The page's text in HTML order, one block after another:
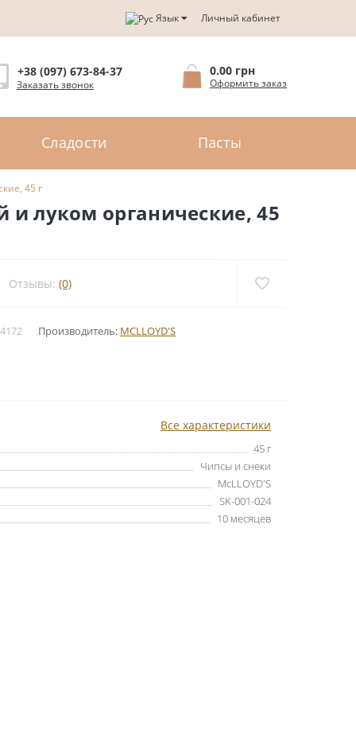
Язык Личный кабинет
+38 (097) 673-84-37
Заказать звонок
0.00 грн
Оформить заказ
Сладости Пасты
45 г
и луком органические, 45
Отзывы: (0)
4172 Производитель: MCLLOYD'S
Все характеристики
45 г
Чипсы и снеки
McLLOYD'S
SK-001-024
10 месяцев